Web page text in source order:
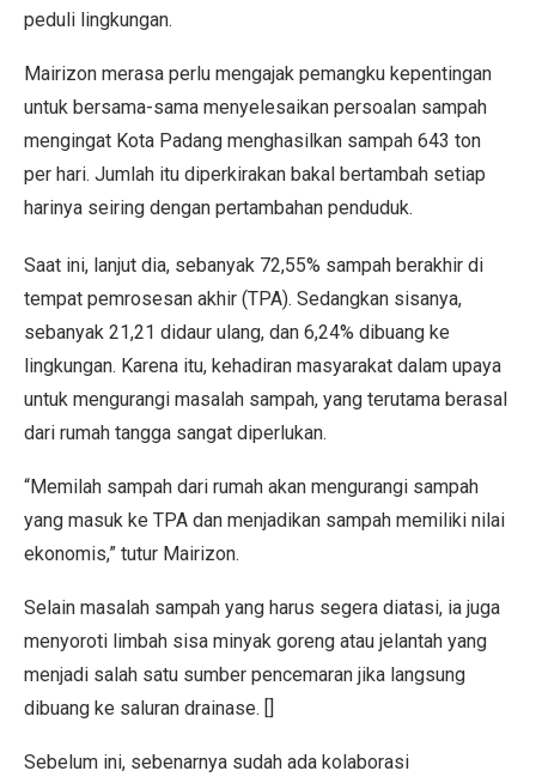
peduli lingkungan.
Mairizon merasa perlu mengajak pemangku kepentingan
untuk bersama-sama menyelesaikan persoalan sampah
mengingat Kota Padang menghasilkan sampah 643 ton
per hari. Jumlah itu diperkirakan bakal bertambah setiap
harinya seiring dengan pertambahan penduduk.
Saat ini, lanjut dia, sebanyak 72,55% sampah berakhir di
tempat pemrosesan akhir (TPA). Sedangkan sisanya,
sebanyak 21,21 didaur ulang, dan 6,24% dibuang ke
lingkungan. Karena itu, kehadiran masyarakat dalam upaya
untuk mengurangi masalah sampah, yang terutama berasal
dari rumah tangga sangat diperlukan.
“Memilah sampah dari rumah akan mengurangi sampah
yang masuk ke TPA dan menjadikan sampah memiliki nilai
ekonomis,” tutur Mairizon.
Selain masalah sampah yang harus segera diatasi, ia juga
menyoroti limbah sisa minyak goreng atau jelantah yang
menjadi salah satu sumber pencemaran jika langsung
dibuang ke saluran drainase. []
Sebelum ini, sebenarnya sudah ada kolaborasi